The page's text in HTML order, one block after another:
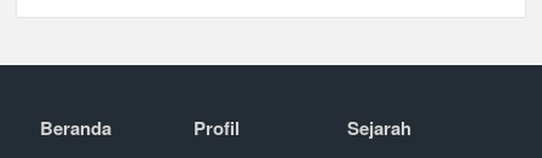
Beranda Profil Sejarah